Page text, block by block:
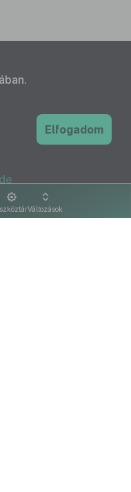
Változások
Elfogadom